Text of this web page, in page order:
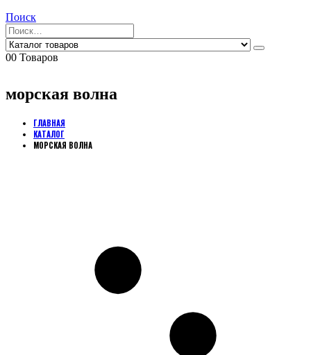
Поиск
00 Товаров
морская волна
ГЛАВНАЯ
КАТАЛОГ
МОРСКАЯ ВОЛНА